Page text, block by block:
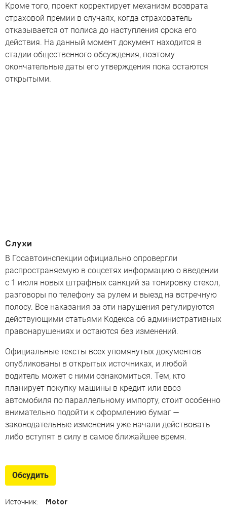
Кроме того, проект корректирует механизм возврата
страховой премии в случаях, когда страхователь
отказывается от полиса до наступления срока его
действия. На данный момент документ находится в
стадии общественного обсуждения, поэтому
окончательные даты его утверждения пока остаются
открытыми.
Слухи
В Госавтоинспекции официально опровергли
распространяемую в соцсетях информацию о введении
с 1 июля новых штрафных санкций за тонировку стекол,
разговоры по телефону за рулем и выезд на встречную
полосу. Все наказания за эти нарушения регулируются
действующими статьями Кодекса об административных
правонарушениях и остаются без изменений.
Официальные тексты всех упомянутых документов
опубликованы в открытых источниках, и любой
водитель может с ними ознакомиться. Тем, кто
планирует покупку машины в кредит или ввоз
автомобиля по параллельному импорту, стоит особенно
внимательно подойти к оформлению бумаг —
законодательные изменения уже начали действовать
либо вступят в силу в самое ближайшее время.
Обсудить
Источник: Motor